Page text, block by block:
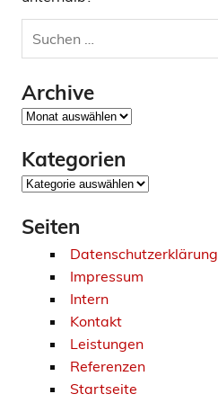
Archive
Archive
Kategorien
Kategorien
Seiten
Datenschutzerklärung
Impressum
Intern
Kontakt
Leistungen
Referenzen
Startseite